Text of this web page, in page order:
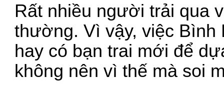
Rất nhiều người trải qua
thường. Vì vậy, việc
hay có bạn trai mới để
không nên vì thế mà soi